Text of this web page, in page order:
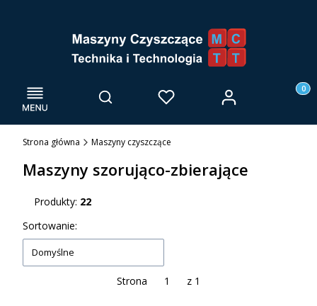
Menu Otwórz wyszukiwarkę
Szukaj Ulubione Zaloguj się
Strona główna Maszyny czyszczące
Maszyny szorująco-zbierające
Produkty: 22
Lista produktów
Sortowanie:
Domyślne
Strona z 1